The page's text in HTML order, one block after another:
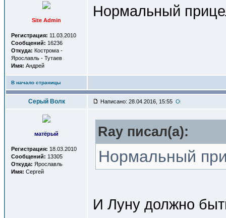
Site Admin
Регистрация: 11.03.2010
Сообщений: 16236
Откуда: Кострома -
Ярославль - Тутаев
Имя: Андрей
Нормальный
В начало страницы
Серый Волк Написано: 28.04.2016, 15:55
матёрый
Регистрация: 18.03.2010
Сообщений: 13305
Откуда: Ярославль
Имя: Сергей
Ray писал(a):
Нормальный
И Луну должно